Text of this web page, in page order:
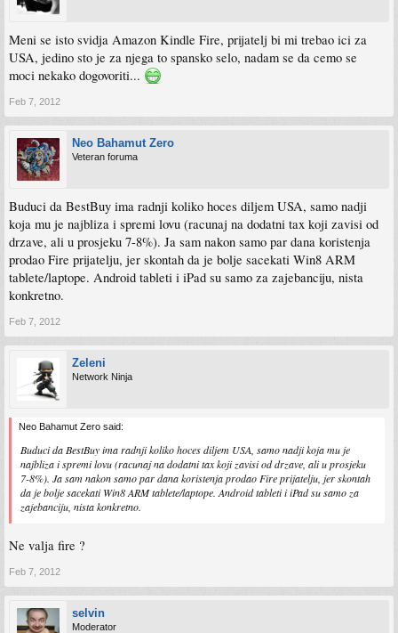
Meni se isto svidja Amazon Kindle Fire, prijatelj bi mi trebao ici za
USA, jedino sto je za njega to spansko selo, nadam se da cemo se
moci nekako dogovoriti...
Feb 7, 2012
Neo Bahamut Zero
Veteran foruma
Buduci da BestBuy ima radnji koliko hoces diljem USA, samo nadji
koja mu je najbliza i spremi lovu (racunaj na dodatni tax koji zavisi od
drzave, ali u prosjeku 7-8%). Ja sam nakon samo par dana koristenja
prodao Fire prijatelju, jer skontah da je bolje sacekati Win8 ARM
tablete/laptope. Android tableti i iPad su samo za zajebanciju, nista
konkretno.
Feb 7, 2012
Zeleni
Network Ninja
Neo Bahamut Zero said:
Buduci da BestBuy ima radnji koliko hoces diljem USA, samo nadji koja mu je
najbliza i spremi lovu (racunaj na dodatni tax koji zavisi od drzave, ali u prosjeku
7-8%). Ja sam nakon samo par dana koristenja prodao Fire prijatelju, jer skontah
da je bolje sacekati Win8 ARM tablete/laptope. Android tableti i iPad su samo za
zajebanciju, nista konkretno.
Ne valja fire ?
Feb 7, 2012
selvin
Moderator